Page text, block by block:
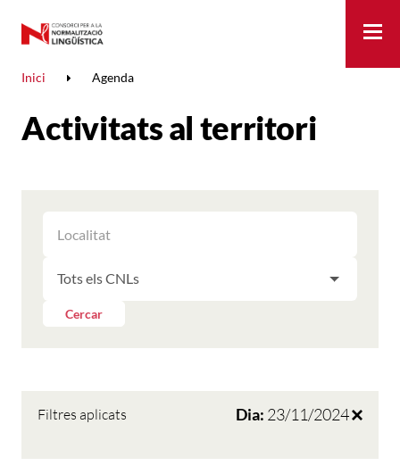
Inici Agenda
Activitats al territori
ELS
RESULTATS
LES
PER
LES
Cercar
Filtres aplicats Dia: 23/11/2024